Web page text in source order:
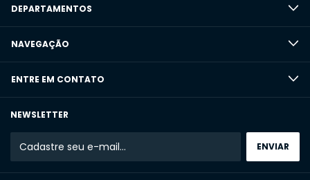
DEPARTAMENTOS
NAVEGAÇÃO
ENTRE EM CONTATO
NEWSLETTER